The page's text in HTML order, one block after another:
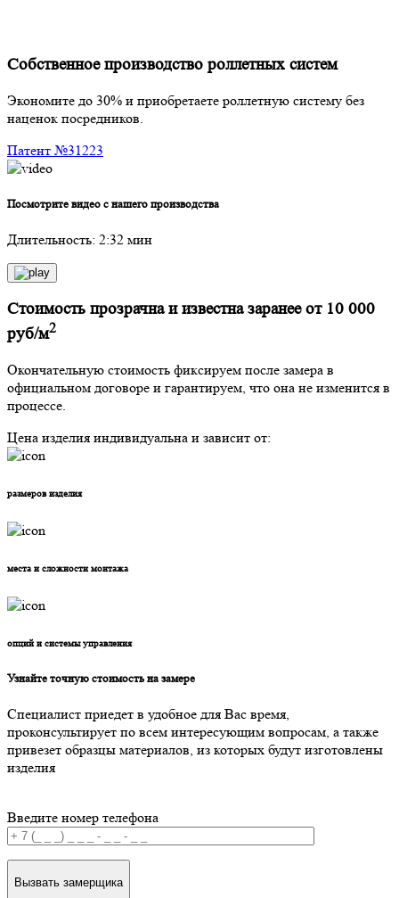
Собственное производство роллетных систем
Экономите до 30% и приобретаете роллетную систему без
наценок посредников.
Патент №31223
Посмотрите видео с нашего производства
Длительность: 2:32 мин
Стоимость прозрачна и известна заранее от 10 000
руб/м2
Окончательную стоимость фиксируем после замера в
официальном договоре и гарантируем, что она не изменится в
процессе.
Цена изделия индивидуальна и зависит от:
размеровизделия
места и сложности монтажа
опций и системыуправления
Узнайте точную стоимость на замере
Специалист приедет в удобное для Вас время,
проконсультирует по всем интересующим вопросам, а также
привезет образцы материалов, из которых будут изготовлены
изделия
Введите номер телефона
Вызвать замерщика